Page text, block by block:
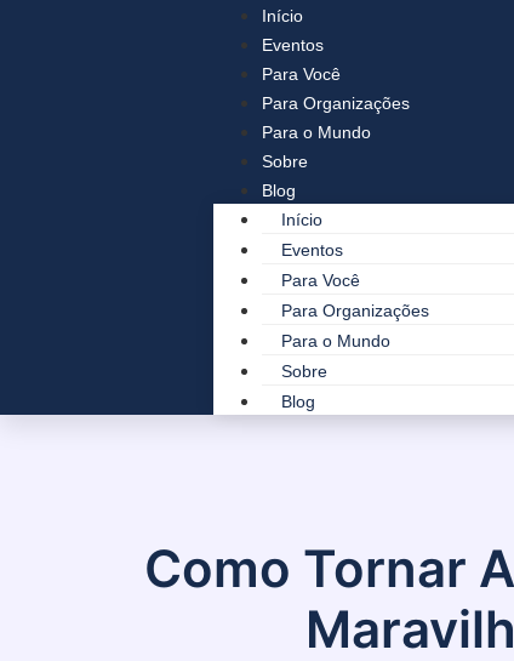
Início
Eventos
Para Você
Para Organizações
Para o Mundo
Sobre
Blog
Início
Eventos
Para Você
Para Organizações
Para o Mundo
Sobre
Blog
Como Tornar